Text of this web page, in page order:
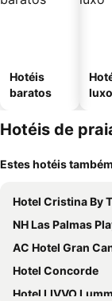
Hotéis
baratos
luxo
Hotéis de
Estes hotéis
Hotel Cristina By Tigotan Las
NH Las Palmas Playa
AC Hotel Gran
Hotel Concorde
Hotel LIVVO Lumm